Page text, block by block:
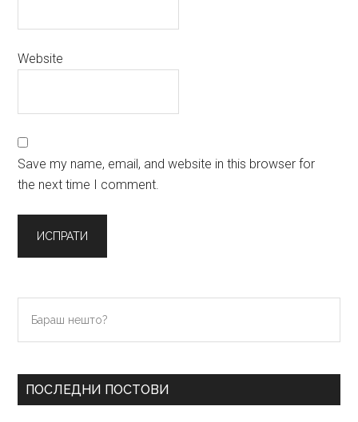
Website
Save my name, email, and website in this browser for
the next time I comment.
Primary
Sidebar
нешто?
ПОСЛЕДНИ ПОСТОВИ